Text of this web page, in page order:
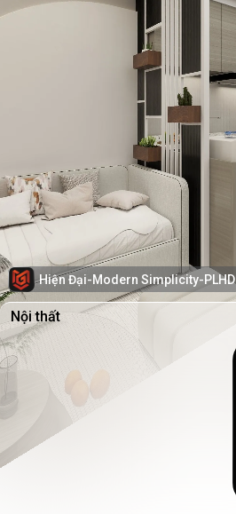
Hiện Đại-Modern Simplicity-PLHD
Nội thất